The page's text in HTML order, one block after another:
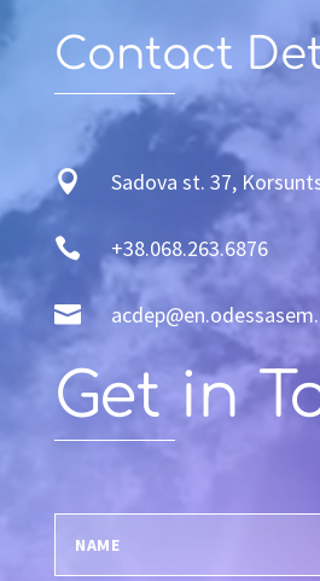
Contact
 Sadova st. 37,
 +38.068.263.6876

Get in